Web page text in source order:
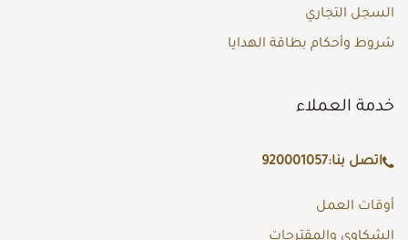
السجل التجاري
شروط وأحكام بطاقة الهدايا
خدمة العملاء
اتصل بنا:920001057
أوقات العمل